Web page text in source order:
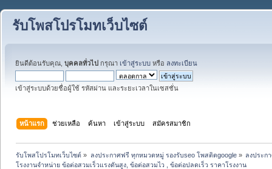
รับโพสโปรโมทเว็บไซต์
ยินดีต้อนรับคุณ, บุคคลทั่วไป กรุณา เข้าสู่ระบบ หรือ ลงทะเบียน
เข้าสู่ระบบด้วยชื่อผู้ใช้ รหัสผ่าน และระยะเวลาในเซสชั่น
หน้าแรก ช่วยเหลือ ค้นหา เข้าสู่ระบบ สมัครสมาชิก
รับโพสโปรโมทเว็บไซต์ » ลงประกาศฟรี ทุกหมวดหมู่ รองรับseo โพสติดgoogle» ลงประก
โรงงานจำหน่าย ข้อต่อสวมเร็วแรงดันสูง, ข้อต่อสวมไว , ข้อต่อปลดเร็ว ราคาโรงงาน